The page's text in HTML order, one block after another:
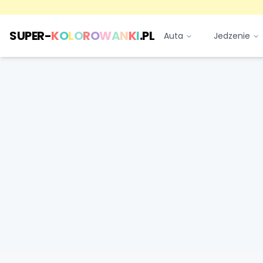
SUPER-KOLOROWANKI.PL Auta Jedzenie